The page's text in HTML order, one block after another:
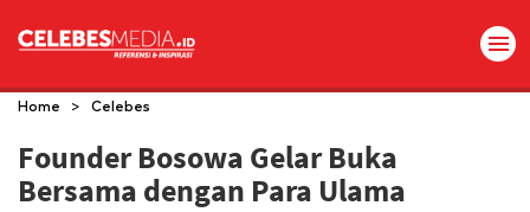
Home > Celebes
Founder Bosowa Gelar Buka
Bersama dengan Para Ulama